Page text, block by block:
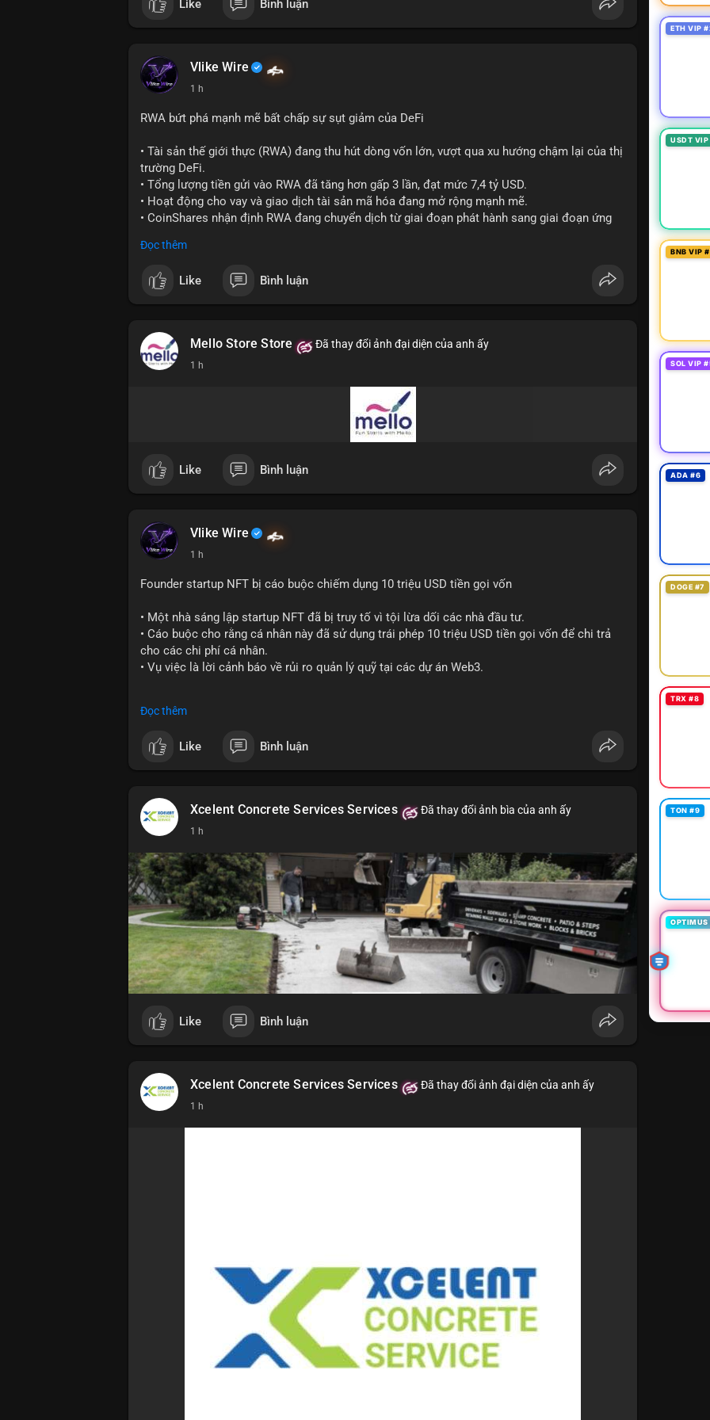
#vlikevn #titanbot
Like Bình luận
Vlike Wire
1 h
RWA bứt phá mạnh mẽ bất chấp sự sụt giảm của DeFi
• Tài sản thế giới thực (RWA) đang thu hút dòng vốn lớn, vượt qua xu hướng chậm lại của thị
trường DeFi.
• Tổng lượng tiền gửi vào RWA đã tăng hơn gấp 3 lần, đạt mức 7,4 tỷ USD.
• Hoạt động cho vay và giao dịch tài sản mã hóa đang mở rộng mạnh mẽ.
• CoinShares nhận định RWA đang chuyển dịch từ giai đoạn phát hành sang giai đoạn ứng
$btc $eth
#vlikevn
📰 Nguồn: Cointelegraph
Đọc thêm
Like Bình luận
Mello Store Store Đã thay đổi ảnh đại diện của anh ấy
1 h
Like Bình luận
Vlike Wire
1 h
Founder startup NFT bị cáo buộc chiếm dụng 10 triệu USD tiền gọi vốn
• Một nhà sáng lập startup NFT đã bị truy tố vì tội lừa dối các nhà đầu tư.
• Cáo buộc cho rằng cá nhân này đã sử dụng trái phép 10 triệu USD tiền gọi vốn để chi trả
cho các chi phí cá nhân.
• Vụ việc là lời cảnh báo về rủi ro quản lý quỹ tại các dự án Web3.
#vlikevn #titanbot
📰 Nguồn: CoinDesk
Đọc thêm
Like Bình luận
Xcelent Concrete Services Services Đã thay đổi ảnh bìa của anh ấy
1 h
Like Bình luận
Xcelent Concrete Services Services Đã thay đổi ảnh đại diện của anh ấy
1 h
ETH VIP
USDT
BNB VIP
SOL VIP
ADA #6
DOGE #7
TRX #8
TON #9
OPTIMUS